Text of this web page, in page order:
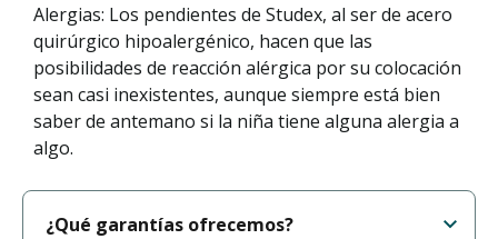
Alergias: Los pendientes de Studex, al ser de acero
quirúrgico hipoalergénico, hacen que las
posibilidades de reacción alérgica por su colocación
sean casi inexistentes, aunque siempre está bien
saber de antemano si la niña tiene alguna alergia a
algo.
¿Qué garantías ofrecemos?